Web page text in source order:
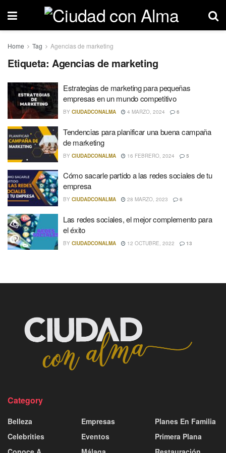
Home Tag Agencias de marketing
Etiqueta: Agencias de marketing
Estrategias de marketing para pequeñas
empresas en un mundo competitivo
BY CIUDADCONALMA 4 MARZO, 2024 6
Tendencias para planificar una buena campaña
de marketing
BY CIUDADCONALMA 16 FEBRERO, 2024 5
Cómo sacarle partido a las redes sociales de tu
empresa
BY CIUDADCONALMA 28 MARZO, 2023 6
Las redes sociales, el mejor complemento para
el éxito
BY CIUDADCONALMA 12 OCTUBRE, 2022 13
Category
Belleza
Celebrities
Empresas
Eventos
Planes En Familia
Primera Plana